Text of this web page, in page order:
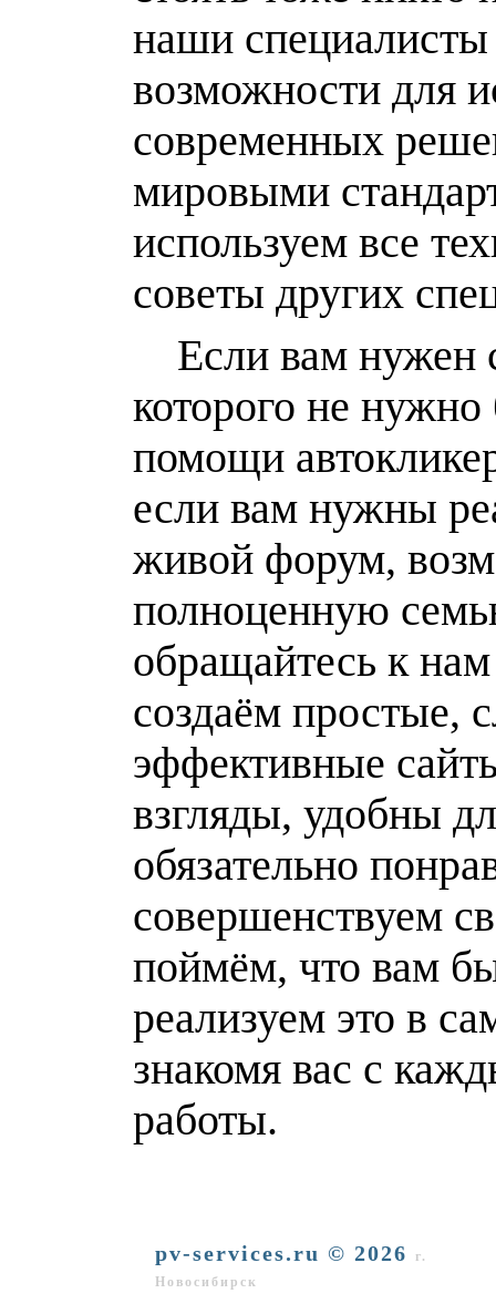
наши специалисты
возможности для
современных
мировыми
используем все
советы других
Если вам нужен
которого не нужно
помощи
если вам нужны
живой форум,
полноценную
обращайтесь к
создаём простые,
эффективные
взгляды, удобны
обязательно
совершенствуем
поймём, что вам
реализуем это в
знакомя вас с
работы.
pv-services.ru © 2026
г.
Новосибирск